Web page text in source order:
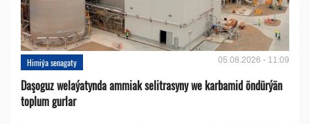
Himiýa senagaty 05.08.2026 - 11:09
Daşoguz welaýatynda ammiak selitrasyny we karbamid öndürýän
toplum gurlar